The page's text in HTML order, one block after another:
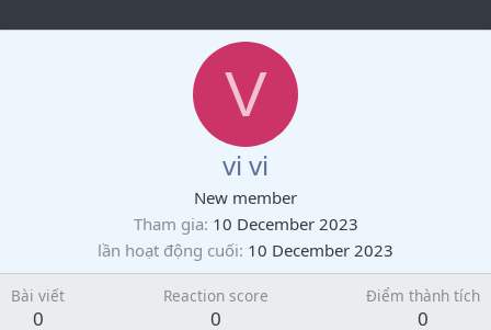
V
vi vi
New member
Tham gia 10 December 2023
lần hoạt động cuối 10 December 2023
Bài viết
0
Reaction score
0
Điểm thành tích
0